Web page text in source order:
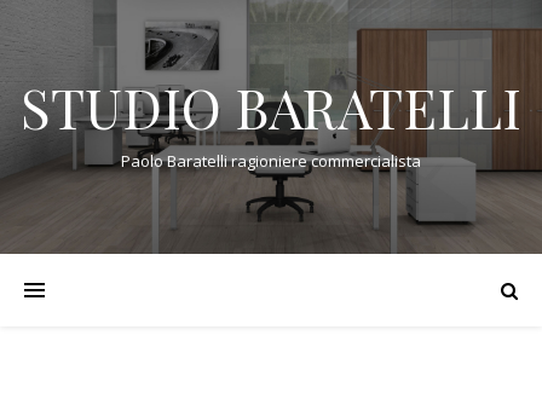
STUDIO BARATELLI
Paolo Baratelli ragioniere commercialista